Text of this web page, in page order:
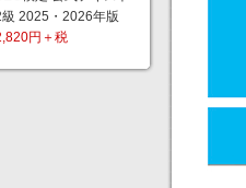
2025・2026年版
円＋税